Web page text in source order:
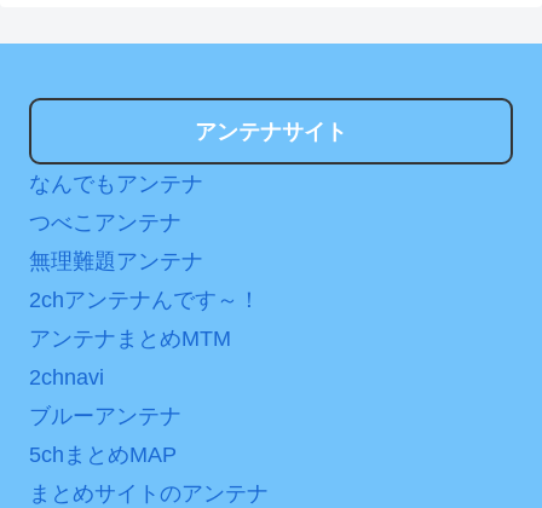
もはこの絵の意味がすぐに
日本が北朝鮮に辛勝し二
次予選3連勝も、海外ファン
内容の後半」「今日の森保
はチキン」
七ツ森りり ご令嬢と召使
いの禁断の恋…1日だけ許さ
れた夫婦としての時間をひ
Powered by livedoor 相
海外「日本よ、お前がナ
ンバーワンだ」 熊本地震直
アンテナサイト
なんでもアンテナ
つべこアンテナ
無理難題アンテナ
2chアンテナんです～！
アンテナまとめMTM
2chnavi
ブルーアンテナ
5chまとめMAP
まとめサイトのアンテナ